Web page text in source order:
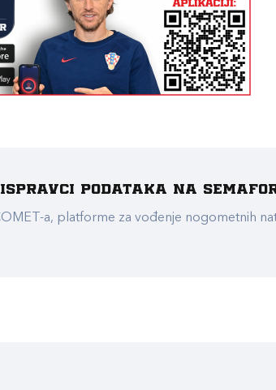
podataka na
a, platforme za vođenje nogometnih